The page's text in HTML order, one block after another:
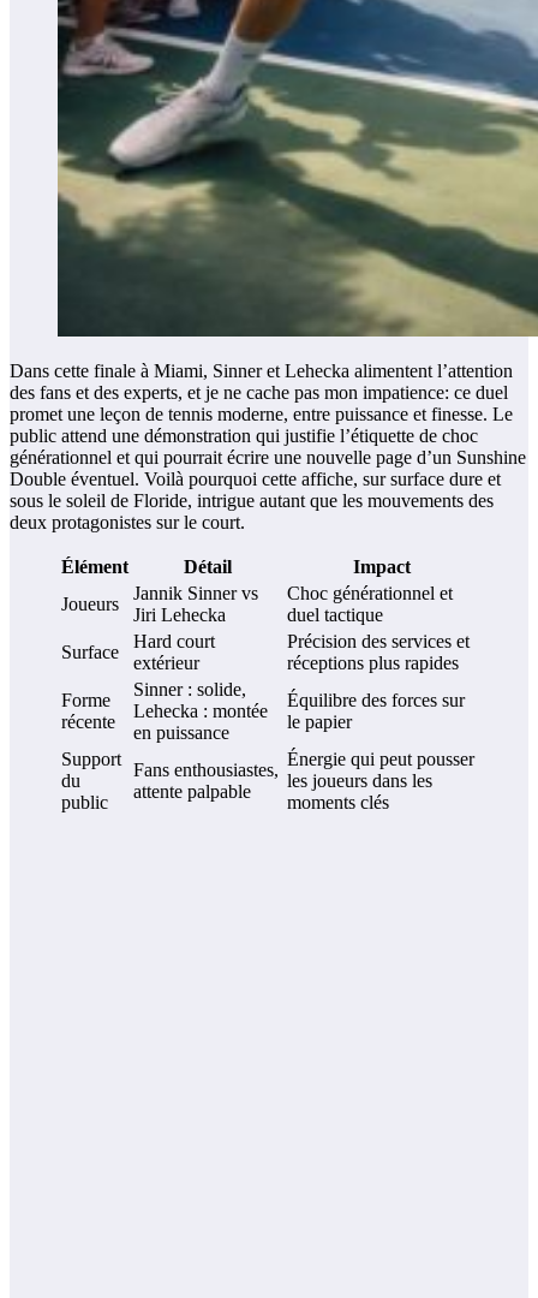
Dans cette finale à Miami, Sinner et Lehecka alimentent l’attention
des fans et des experts, et je ne cache pas mon impatience: ce duel
promet une leçon de tennis moderne, entre puissance et finesse. Le
public attend une démonstration qui justifie l’étiquette de choc
générationnel et qui pourrait écrire une nouvelle page d’un Sunshine
Double éventuel. Voilà pourquoi cette affiche, sur surface dure et
sous le soleil de Floride, intrigue autant que les mouvements des
deux protagonistes sur le court.
Élément Détail
Impact
Joueurs
Jannik Sinner vs
Jiri Lehecka
Choc générationnel et
duel tactique
Surface
Hard court
extérieur
Précision des services et
réceptions plus rapides
Forme
récente
Sinner : solide,
Lehecka : montée
en puissance
Équilibre des forces sur
le papier
Support
du
public
Fans enthousiastes,
attente palpable
Énergie qui peut pousser
les joueurs dans les
moments clés